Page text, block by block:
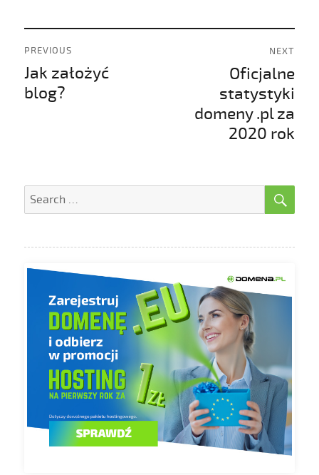
wpisu
PREVIOUS
Previous
post:
Jak założyć
blog?
NEXT
Oficjalne
statystyki
domeny .pl za
2020 rok
Search